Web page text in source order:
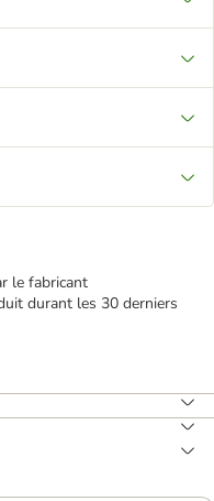
le fabricant
durant les 30 derniers